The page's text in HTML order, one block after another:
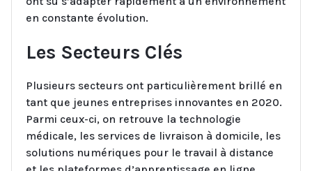
en constante évolution.
Les Secteurs Clés
Plusieurs secteurs ont particulièrement brillé en
tant que jeunes entreprises innovantes en 2020.
Parmi ceux-ci, on retrouve la technologie
médicale, les services de livraison à domicile, les
solutions numériques pour le travail à distance